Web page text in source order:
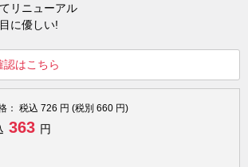
リニューアル
に優しい!
認はこちら
： 税込 726 円 (税別 660 円)
363 円